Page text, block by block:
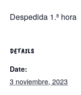
Despedida 1.ª hora
DETAILS
Date:
3 noviembre, 2023